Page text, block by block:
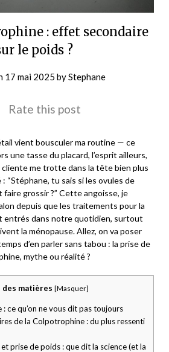
: effet secondaire
le poids ?
17 mai 2025 byStephane
Rate this post
vient bousculer ma routine — ce
une tasse du placard, l’esprit ailleurs,
cliente me trotte dans la tête bien plus
“Stéphane, tu sais si les ovules de
grossir ?” Cette angoisse, je
depuis que les traitements pour la
entrés dans notre quotidien, surtout
la ménopause. Allez, on va poser
d’en parler sans tabou : la prise de
mythe ou réalité ?
des matières [Masquer]
ce qu’on ne vous dit pas toujours
de la Colpotrophine : du plus ressenti
prise de poids : que dit la science (et la